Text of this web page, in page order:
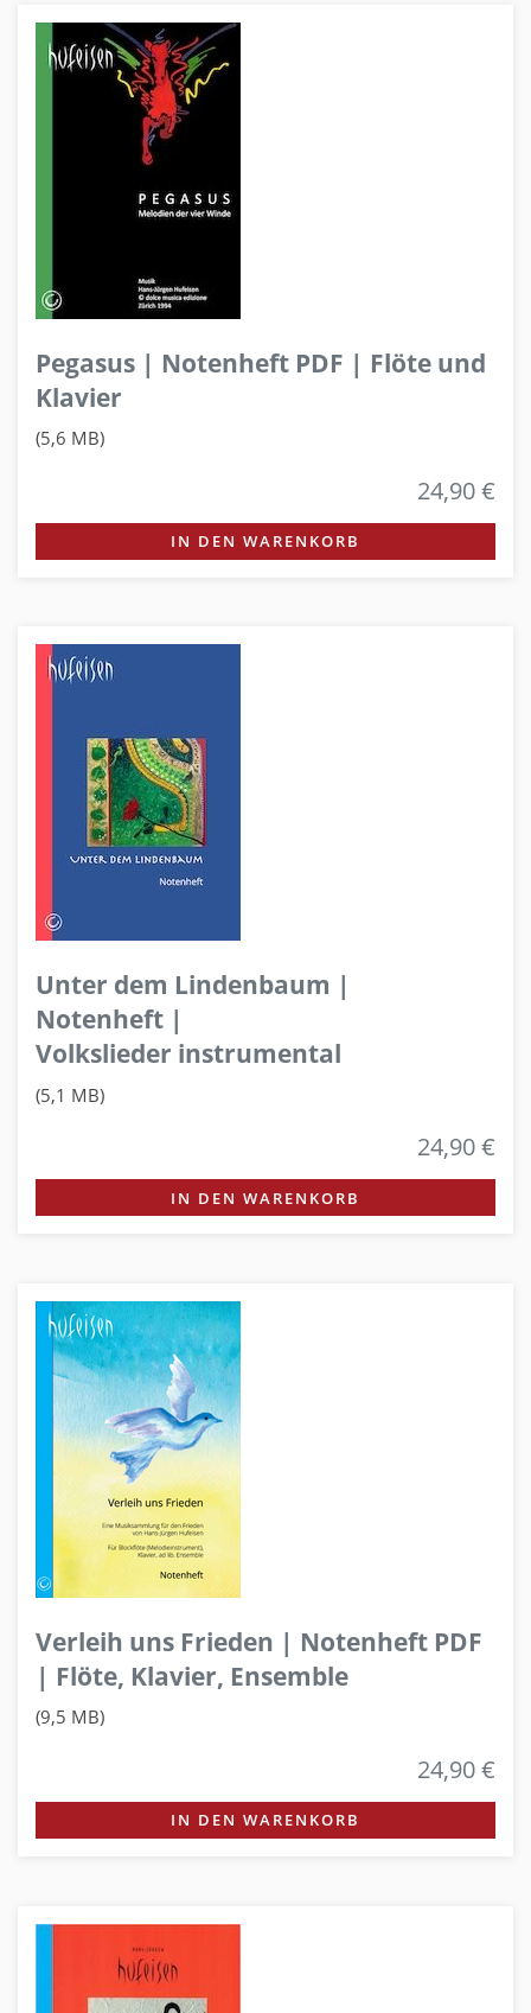
Pegasus | Notenheft PDF | Flöte und
Klavier
(5,6 MB)
24,90 €
IN DEN WARENKORB
Unter dem Lindenbaum |
Notenheft |
Volkslieder instrumental
(5,1 MB)
24,90 €
IN DEN WARENKORB
Verleih uns Frieden | Notenheft PDF
| Flöte, Klavier, Ensemble
(9,5 MB)
24,90 €
IN DEN WARENKORB